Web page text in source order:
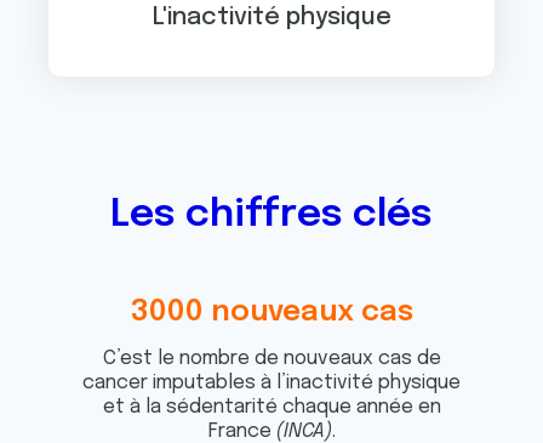
L'inactivité physique
Les chiffres clés
3
7
0
4
0
9
8
9
0
9
4
0
3
2
nouveaux cas
C’est le nombre de nouveaux cas de
cancer imputables à l’inactivité physique
et à la sédentarité chaque année en
France (INCA).